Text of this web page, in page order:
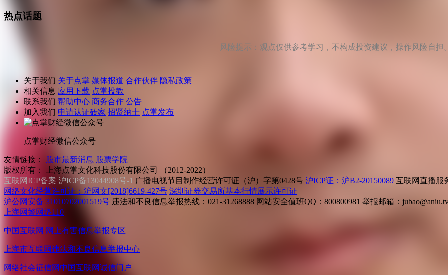
热点话题
风险提示：观点仅供参考学习，不构成投资建议，操作风险自担
关于我们 关于点掌 媒体报道 合作伙伴 隐私政策
相关信息 应用下载 点掌投教
联系我们 帮助中心 商务合作 公告
加入我们 申请认证砖家 招贤纳士 点掌发布
点掌财经微信公众号
友情链接： 股市最新消息 股票学院
版权所有：
上海点掌文化科技股份有限公司 （2012-2022）
互联网ICP备案 沪ICP备13044908号-1 广播电视节目制作经营许可证（沪）字第0428号 沪ICP证：沪B2-20150089 互联网直播服
网络文化经营许可证：沪网文[2018]6619-427号 深圳证券交易所基本行情展示许可证
沪公网安备 31010702001519号 违法和不良信息举报热线：021-31268888 网站安全值班QQ：800800981 举报邮箱：
上海网警网络110
中国互联网 网上有害信息举报专区
上海市互联网违法和不良信息举报中心
网络社会征信网 中国互联网诚信门户